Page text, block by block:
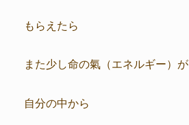
もらえたら
また少し命の氣（エネルギー）が
自分の中から